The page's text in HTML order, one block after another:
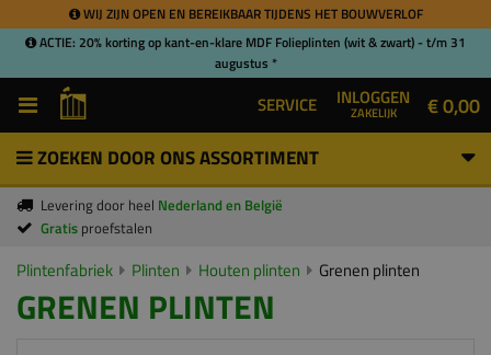
WIJ ZIJN OPEN EN BEREIKBAAR TIJDENS HET BOUWVERLOF
ACTIE: 20% korting op kant-en-klare MDF Folieplinten (wit & zwart) - t/m 31
augustus *
SERVICE INLOGGEN
ZAKELIJK € 0,00
ZOEKEN DOOR ONS ASSORTIMENT
Levering door heel Nederland en België
Gratis proefstalen
Plintenfabriek Plinten Houten plinten Grenen plinten
GRENEN PLINTEN